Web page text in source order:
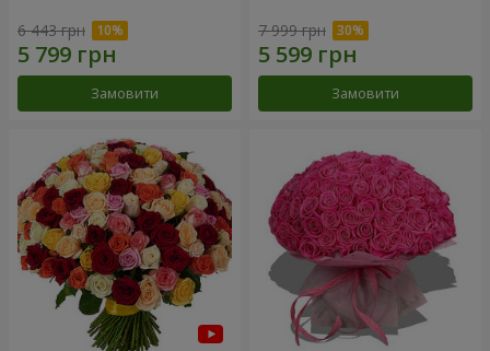
6 443 грн
Замовити
7 999 грн
Замовити